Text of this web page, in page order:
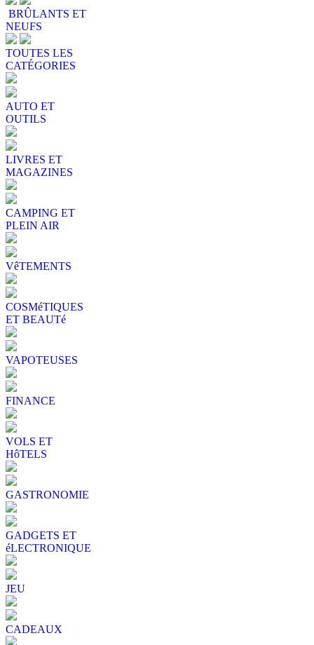
BRÛLANTS ET
NEUFS
TOUTES LES
CATÉGORIES
AUTO ET
OUTILS
LIVRES ET
MAGAZINES
CAMPING ET
PLEIN AIR
VêTEMENTS
COSMéTIQUES
ET BEAUTé
VAPOTEUSES
FINANCE
VOLS ET
HôTELS
GASTRONOMIE
GADGETS ET
éLECTRONIQUE
JEU
CADEAUX